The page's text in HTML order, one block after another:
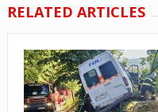
RELATED ARTICLES